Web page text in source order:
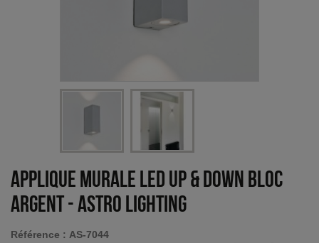
Applique murale LED Up & Down Bloc
argent-Astro Lighting
Référence : AS-7044